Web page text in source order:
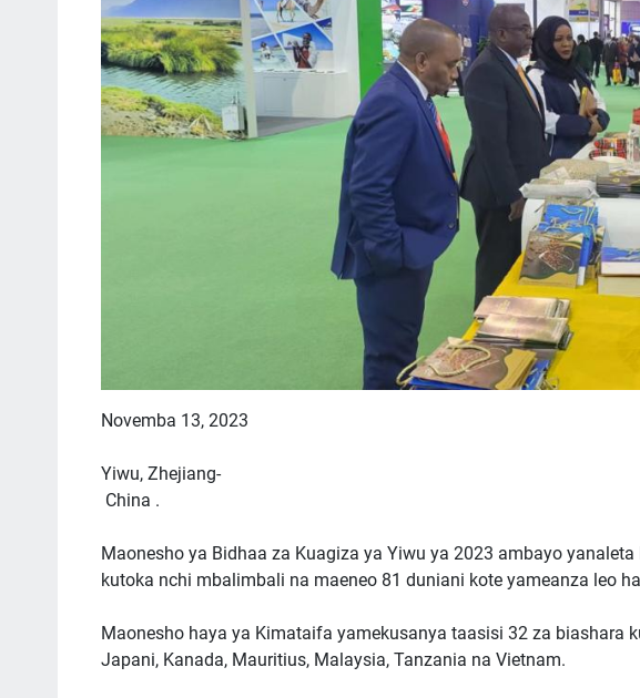
Novemba 13, 2023
Yiwu, Zhejiang-
China .
Maonesho ya Bidhaa za Kuagiza ya Yiwu ya 2023 ambayo
kutoka nchi mbalimbali na maeneo 81 duniani kote yameanza leo
Maonesho haya ya Kimataifa yamekusanya taasisi 32 za biashara
Japani, Kanada, Mauritius, Malaysia, Tanzania na Vietnam.